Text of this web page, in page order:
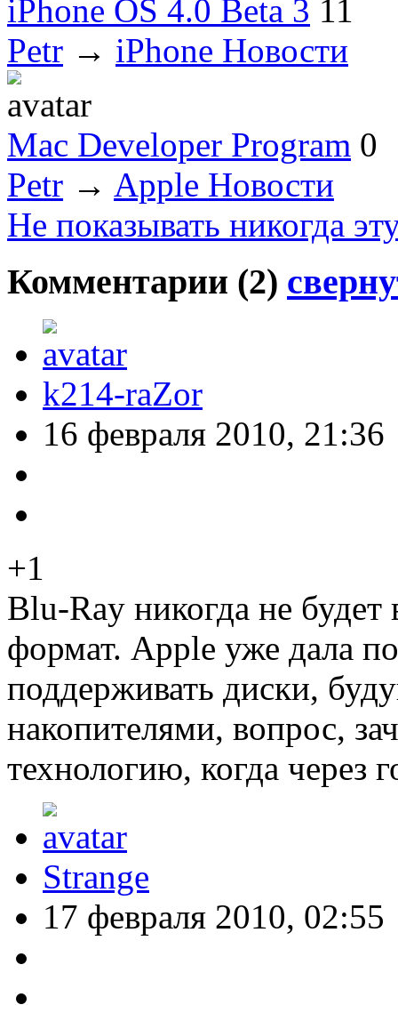
iPhone OS 4.0 Beta 3 11
Petr → iPhone Новости
Mac Developer Program 0
Petr → Apple Новости
Не показывать никогда
Комментарии (2)
k214-raZor
16 февраля 2010, 21:36
+1
Blu-Ray никогда не
формат. Apple уже дала
поддерживать диски,
накопителями, вопрос,
технологию, когда через
Strange
17 февраля 2010, 02:55